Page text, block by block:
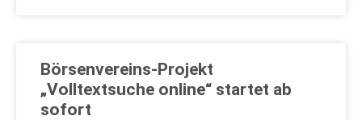
Börsenvereins-Projekt
„Volltextsuche online“ startet ab
sofort